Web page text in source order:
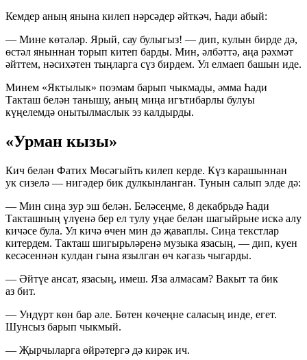
Кемдер аның янына килеп нәрсәдер әйткәч, Һади абый:
— Мине көтәләр. Ярый, сау булыгыз! — дип, кулын бирде дә,
өстәл яныннан торып китеп барды. Мин, әлбәттә, аңа рәхмәт
әйттем, нәсихәтен тыңларга сүз бирдем. Ул елмаеп башын иде.
Минем «Яктылык» поэмам барып чыкмады, әмма Һади
Такташ белән танышу, аның миңа игътибарлы булуы
күңелемдә онытылмаслык эз калдырды.
«Урман кызы»
Кич белән Фатих Мөсәгыйть килеп керде. Күз карашыннан
ук сизелә — нигәдер бик дулкынланган. Тунын салып элде дә:
— Мин сиңа зур эш белән. Беләсеңме, 8 декабрьдә Һади
Такташның үлүенә бер ел тулу уңае белән шагыйрьне искә алу
кичәсе була. Ул кичә өчен мин дә җаваплы. Сиңа текстлар
китердем. Такташ шигырьләренә музыка язасың, — дип, куен
кесәсеннән кулдан гына язылган өч кәгазь чыгарды.
— Әйтүе ансат, язасың, имеш. Яза алмасам? Вакыт та бик
аз бит.
— Ундүрт көн бар әле. Бөтен көчеңне саласың инде, егет.
Шунсыз барып чыкмый.
— Җырчыларга өйрәтергә дә кирәк ич.